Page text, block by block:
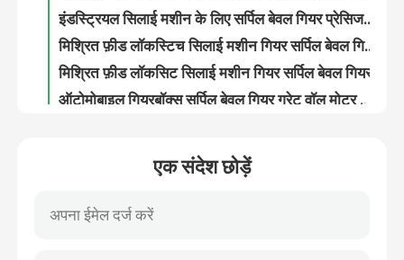
गुणवत्ता नियंत्रण
हमसे संपर्क करें
मिश्रित फ़ीड लॉकसिट सिलाई मशीन गियर सर्पिल बेवल गियर
ऑटोमोबाइल गियरबॉक्स सर्पिल बेवल गियर ग्रेट वॉल मोटर गियर
गैर-90° अक्ष कोण ड्राइव एक्सल बेवल गियर ग्रेट वॉल मोटर गियर
एक संदेश छोड़ें